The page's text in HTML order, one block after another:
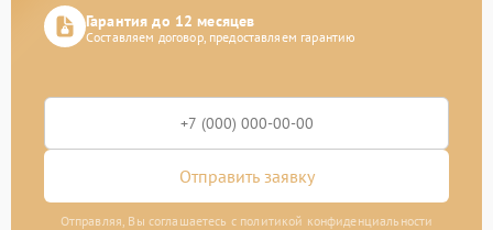
Гарантия до 12 месяцев
Составляем договор, предоставляем гарантию
Отправить заявку
Отправляя, Вы соглашаетесь с политикой конфиденциальности